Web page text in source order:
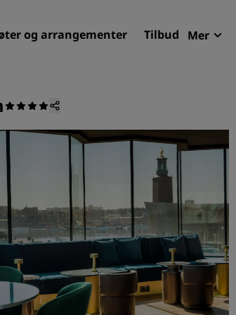
og arrangementer Tilbud Mer
Reisemål
Feriesteder
Betjente leiligheter
Flyplasshoteller
Nye og kommende hoteller
Møter og arrangementer
Opplev Radisson Meetings